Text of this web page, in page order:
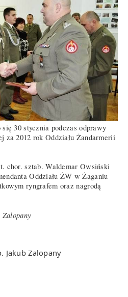
się 30 stycznia podczas odprawy
za 2012 rok Oddziału Żandarmerii
chor. sztab. Waldemar Owsiński
Oddziału ŻW w Żaganiu
ryngrafem oraz nagrodą
Jakub Zalopany